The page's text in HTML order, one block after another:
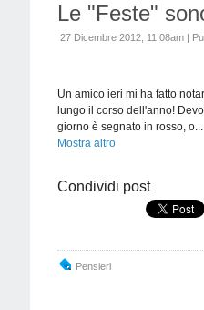
Le "Feste"
27 Dicembre 2012, 11:08am |
Un amico ieri mi ha fatto
lungo il corso dell'anno!
giorno è segnato in rosso, o...
Mostra altro
Condividi post
Pensieri